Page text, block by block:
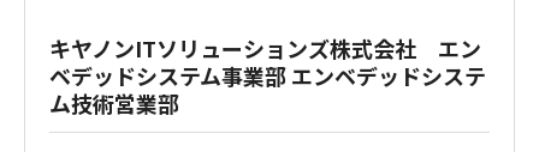
キヤノンITソリューションズ株式会社 エン
ベデッドシステム事業部 エンベデッドシステ
ム技術営業部